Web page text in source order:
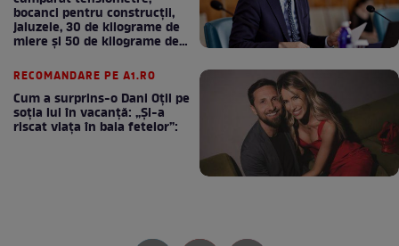
bocanci pentru construcții,
jaluzele, 30 de kilograme de
miere și 50 de kilograme de
RECOMANDARE PE A1.RO
Cum a surprins-o Dani Oțil pe
soția lui în vacanță: „Și-a
riscat viața în baia fetelor”: